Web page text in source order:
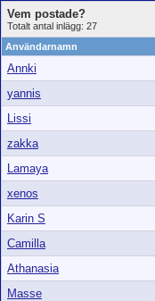
Vem postade?
Totalt antal inlägg: 27
Användarnamn
Annki
yannis
Lissi
zakka
Lamaya
xenos
Karin S
Camilla
Athanasia
Masse